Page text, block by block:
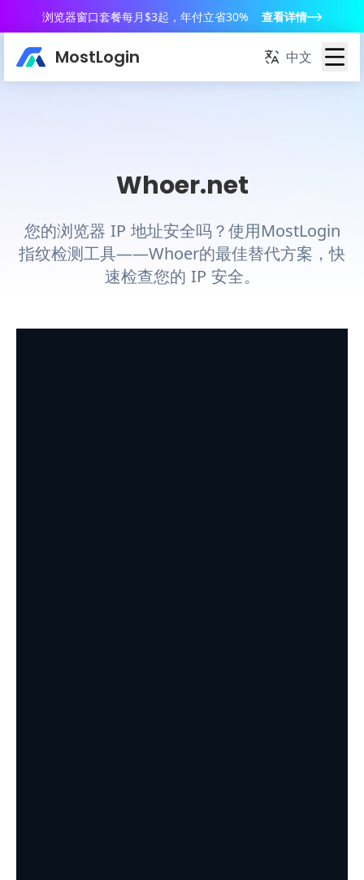
浏览器窗口套餐每月$3起，年付立省30% 查看详情
MostLogin 中文
Whoer.net
您的浏览器 IP 地址安全吗？使用MostLogin
指纹检测工具——Whoer的最佳替代方案，快
速检查您的 IP 安全。